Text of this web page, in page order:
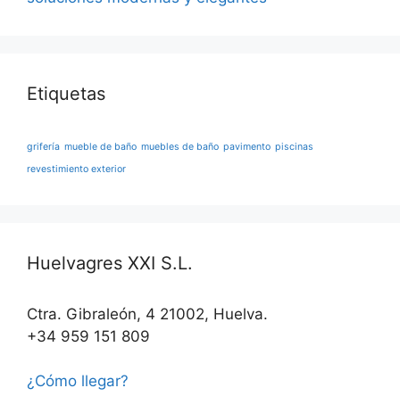
Etiquetas
grifería mueble de baño muebles de baño pavimento piscinas
revestimiento exterior
Huelvagres XXI S.L.
Ctra. Gibraleón, 4 21002, Huelva.
+34 959 151 809
¿Cómo llegar?